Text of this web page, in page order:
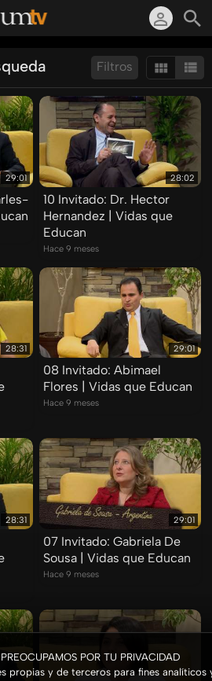
POR TU PRIVACIDAD
propias y de terceros para fines analíticos
Filtros
Mostrar:
Resultados/Pág.:
29:01 28:02
10 Invitado: Dr. Hector
Hernandez | Vidas que
Educan
Hace 9 meses
28:31 29:01
08 Invitado: Abimael
Flores | Vidas que Educan
Hace 9 meses
28:31 29:01
07 Invitado: Gabriela De
Sousa | Vidas que Educan
Hace 9 meses